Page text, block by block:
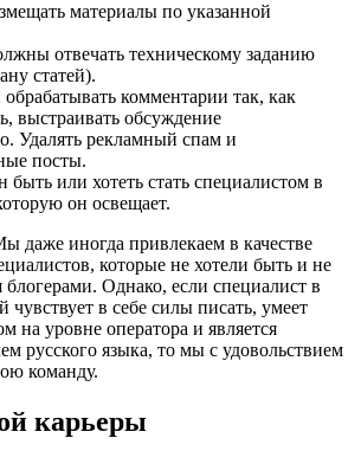
материалы по указанной
отвечать техническому заданию
статей).
обрабатывать комментарии так, как
выстраивать обсуждение
Удалять рекламный спам и
посты.
быть или хотеть стать специалистом в
он освещает.
даже иногда привлекаем в качестве
которые не хотели быть и не
блогерами. Однако, если специалист в
чувствует в себе силы писать, умеет
на уровне оператора и является
русского языка, то мы с удовольствием
команду.
карьеры